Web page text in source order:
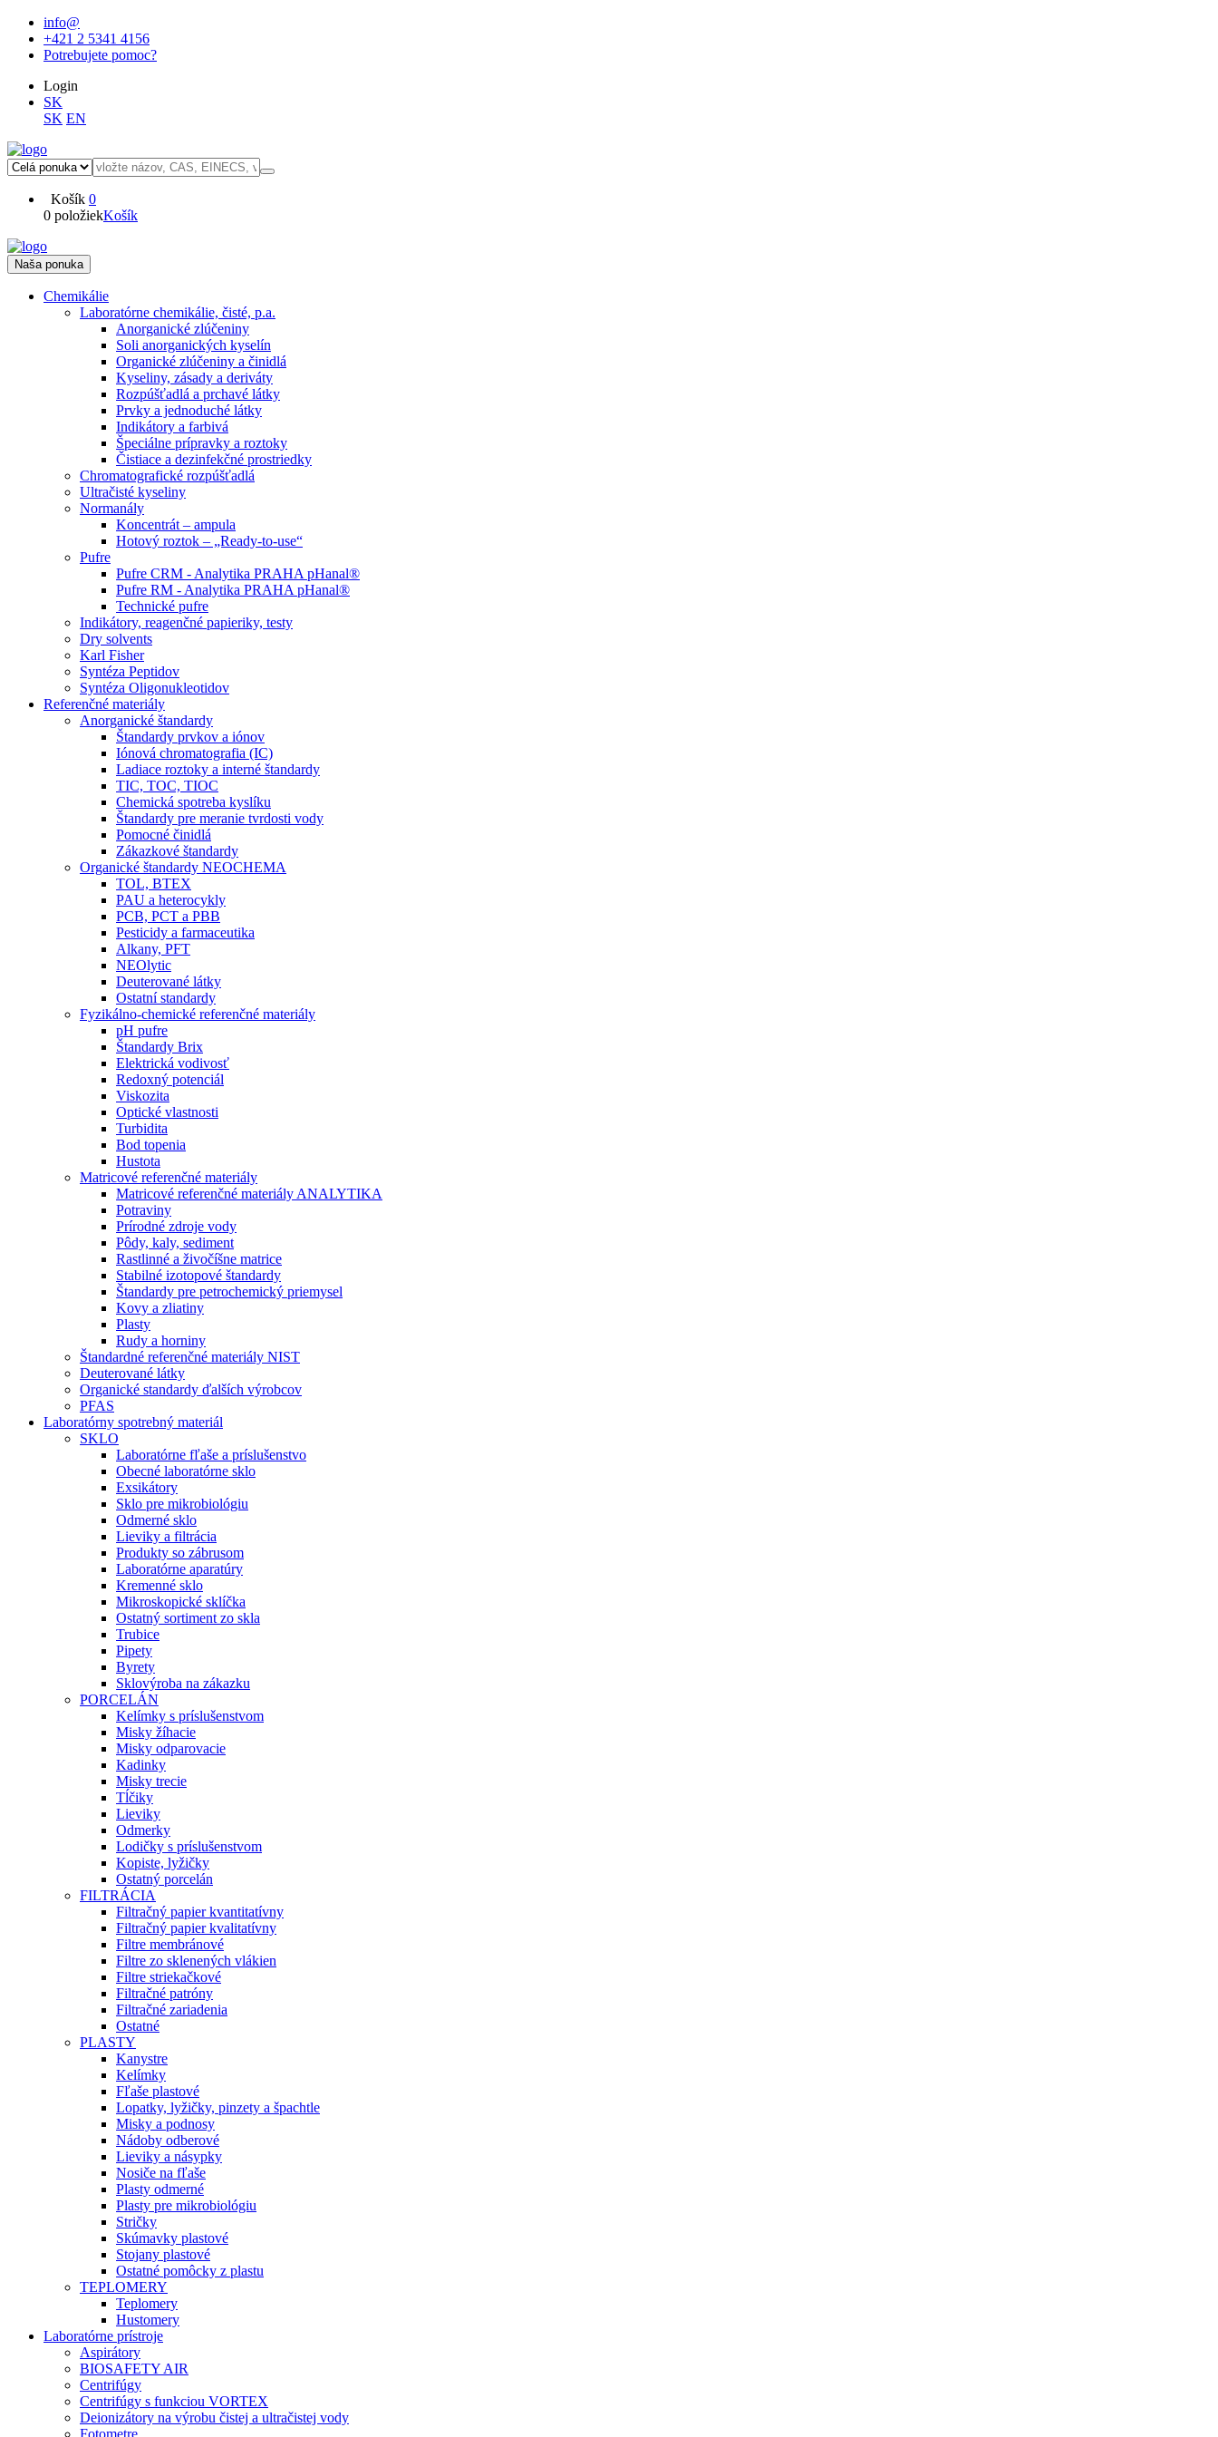
info@
+421 2 5341 4156
Potrebujete pomoc?
Login
SK
SK EN
Košík 0
0 položiekKošík
Naša ponuka
Chemikálie
Laboratórne chemikálie, čisté, p.a.
Anorganické zlúčeniny
Soli anorganických kyselín
Organické zlúčeniny a činidlá
Kyseliny, zásady a deriváty
Rozpúšťadlá a prchavé látky
Prvky a jednoduché látky
Indikátory a farbivá
Špeciálne prípravky a roztoky
Čistiace a dezinfekčné prostriedky
Chromatografické rozpúšťadlá
Ultračisté kyseliny
Normanály
Koncentrát – ampula
Hotový roztok – „Ready-to-use“
Pufre
Pufre CRM - Analytika PRAHA pHanal®
Pufre RM - Analytika PRAHA pHanal®
Technické pufre
Indikátory, reagenčné papieriky, testy
Dry solvents
Karl Fisher
Syntéza Peptidov
Syntéza Oligonukleotidov
Referenčné materiály
Anorganické štandardy
Štandardy prvkov a iónov
Iónová chromatografia (IC)
Ladiace roztoky a interné štandardy
TIC, TOC, TIOC
Chemická spotreba kyslíku
Štandardy pre meranie tvrdosti vody
Pomocné činidlá
Zákazkové štandardy
Organické štandardy NEOCHEMA
TOL, BTEX
PAU a heterocykly
PCB, PCT a PBB
Pesticidy a farmaceutika
Alkany, PFT
NEOlytic
Deuterované látky
Ostatní standardy
Fyzikálno-chemické referenčné materiály
pH pufre
Štandardy Brix
Elektrická vodivosť
Redoxný potenciál
Viskozita
Optické vlastnosti
Turbidita
Bod topenia
Hustota
Matricové referenčné materiály
Matricové referenčné materiály ANALYTIKA
Potraviny
Prírodné zdroje vody
Pôdy, kaly, sediment
Rastlinné a živočíšne matrice
Stabilné izotopové štandardy
Štandardy pre petrochemický priemysel
Kovy a zliatiny
Plasty
Rudy a horniny
Štandardné referenčné materiály NIST
Deuterované látky
Organické standardy ďalších výrobcov
PFAS
Laboratórny spotrebný materiál
SKLO
Laboratórne fľaše a príslušenstvo
Obecné laboratórne sklo
Exsikátory
Sklo pre mikrobiológiu
Odmerné sklo
Lieviky a filtrácia
Produkty so zábrusom
Laboratórne aparatúry
Kremenné sklo
Mikroskopické sklíčka
Ostatný sortiment zo skla
Trubice
Pipety
Byrety
Sklovýroba na zákazku
PORCELÁN
Kelímky s príslušenstvom
Misky žíhacie
Misky odparovacie
Kadinky
Misky trecie
Tĺčiky
Lieviky
Odmerky
Lodičky s príslušenstvom
Kopiste, lyžičky
Ostatný porcelán
FILTRÁCIA
Filtračný papier kvantitatívny
Filtračný papier kvalitatívny
Filtre membránové
Filtre zo sklenených vlákien
Filtre striekačkové
Filtračné patróny
Filtračné zariadenia
Ostatné
PLASTY
Kanystre
Kelímky
Fľaše plastové
Lopatky, lyžičky, pinzety a špachtle
Misky a podnosy
Nádoby odberové
Lieviky a násypky
Nosiče na fľaše
Plasty odmerné
Plasty pre mikrobiológiu
Stričky
Skúmavky plastové
Stojany plastové
Ostatné pomôcky z plastu
TEPLOMERY
Teplomery
Hustomery
Laboratórne prístroje
Aspirátory
BIOSAFETY AIR
Centrifúgy
Centrifúgy s funkciou VORTEX
Deionizátory na výrobu čistej a ultračistej vody
Fotometre